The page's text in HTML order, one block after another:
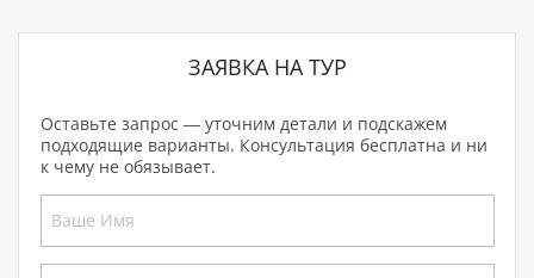
ЗАЯВКА НА ТУР
Оставьте запрос — уточним детали и подскажем
подходящие варианты. Консультация бесплатна и ни
к чему не обязывает.